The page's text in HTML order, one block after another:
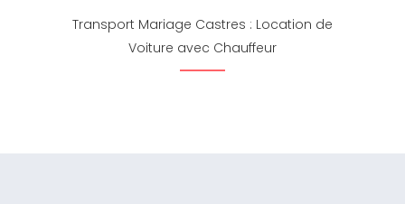
Transport Mariage Castres : Location de
Voiture avec Chauffeur